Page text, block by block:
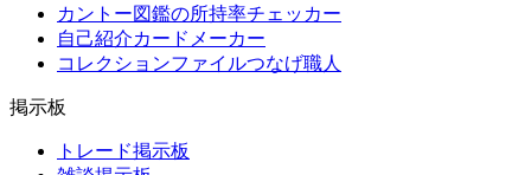
カントー図鑑の所持率チェッカー
自己紹介カードメーカー
コレクションファイルつなげ職人
掲示板
トレード掲示板